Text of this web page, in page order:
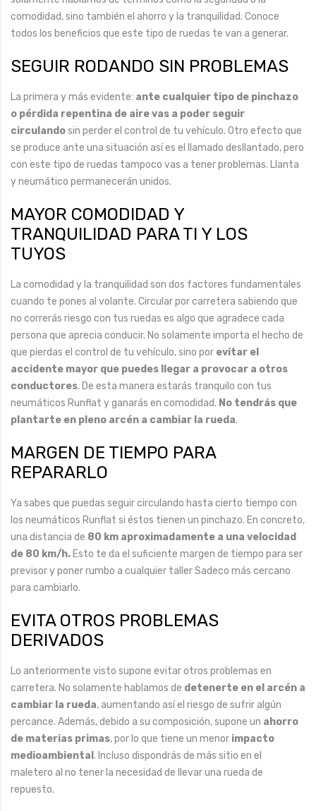
comodidad, sino también el ahorro y la tranquilidad. Conoce
todos los beneficios que este tipo de ruedas te van a generar.
SEGUIR RODANDO SIN PROBLEMAS
La primera y más evidente: ante cualquier tipo de pinchazo
o pérdida repentina de aire vas a poder seguir
circulandosin perder el control de tu vehículo. Otro efecto que
se produce ante una situación así es el llamado desllantado, pero
con este tipo de ruedas tampoco vas a tener problemas. Llanta
y neumático permanecerán unidos.
MAYOR COMODIDAD Y
TRANQUILIDAD PARA TI Y LOS
TUYOS
La comodidad y la tranquilidad son dos factores fundamentales
cuando te pones al volante. Circular por carretera sabiendo que
no correrás riesgo con tus ruedas es algo que agradece cada
persona que aprecia conducir. No solamente importa el hecho de
que pierdas el control de tu vehículo, sino por evitar el
accidente mayor que puedes llegar a provocar a otros
conductores. De esta manera estarás tranquilo con tus
neumáticos Runflat y ganarás en comodidad. No tendrás que
plantarte en pleno arcén a cambiar la rueda.
MARGEN DE TIEMPO PARA
REPARARLO
Ya sabes que puedas seguir circulando hasta cierto tiempo con
los neumáticos Runflat si éstos tienen un pinchazo. En concreto,
una distancia de 80 km aproximadamente a una velocidad
de 80 km/h. Esto te da el suficiente margen de tiempo para ser
previsor y poner rumbo a cualquier taller Sadeco más cercano
para cambiarlo.
EVITA OTROS PROBLEMAS
DERIVADOS
Lo anteriormente visto supone evitar otros problemas en
carretera. No solamente hablamos de detenerte en el arcén a
cambiar la rueda, aumentando así el riesgo de sufrir algún
percance. Además, debido a su composición, supone un ahorro
de materias primas, por lo que tiene un menor impacto
medioambiental . Incluso dispondrás de más sitio en el
maletero al no tener la necesidad de llevar una rueda de
repuesto.